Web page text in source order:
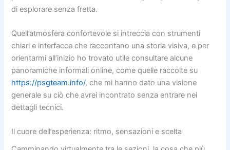
di esplorare senza fretta.
Quell’atmosfera confortevole si intreccia con strumenti
chiari e interfacce che raccontano una storia visiva, e per
orientarmi all’inizio ho trovato utile consultare alcune
panoramiche informali online, come quelle raccolte su
https://psgteam.info/, che mi hanno dato una visione
generale su ciò che avrei incontrato senza entrare nei
dettagli tecnici.
Il cuore dell’esperienza: ritmo, sensazioni e scelta